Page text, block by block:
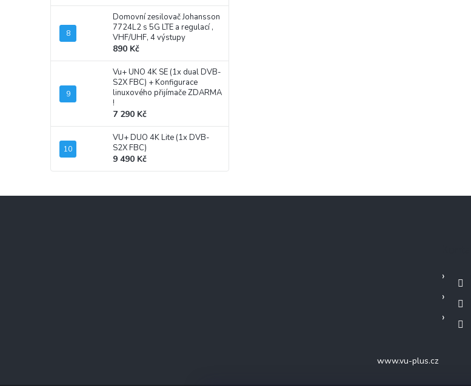
Domovní zesilovač Johansson
7724L2 s 5G LTE a regulací ,
VHF/UHF, 4 výstupy
890 Kč
Vu+ UNO 4K SE (1x dual DVB-
S2X FBC) + Konfigurace
linuxového přijímače ZDARMA
!
7 290 Kč
VU+ DUO 4K Lite (1x DVB-
S2X FBC)
9 490 Kč
www.vu-plus.cz